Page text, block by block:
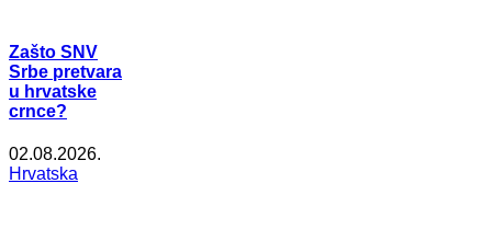
Zašto SNV
Srbe pretvara
u hrvatske
crnce?
02.08.2026.
Hrvatska